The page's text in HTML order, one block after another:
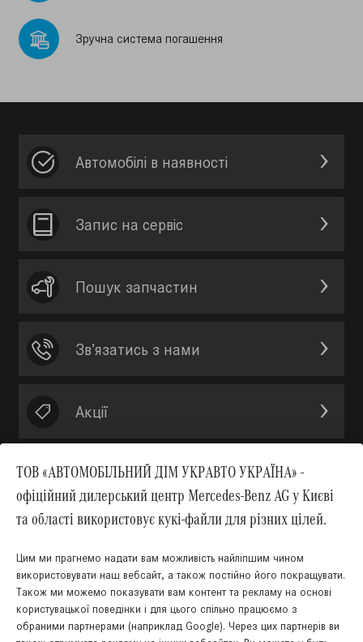
Зручна система погашення
ТОВ «АВТОМОБІЛЬНИЙ ДІМ УКРАВТО УКРАЇНА» -
офіційний дилерський центр Mercedes-Benz AG у Києві
та області використовує кукі-файли для різних цілей.
Цим ми прагнемо надати вам можливість найліпшим чином
використовувати наш вебсайт, а також постійно його покращувати.
Також ми можемо показувати вам контент та рекламу на основі
користувацької поведінки і для цього спільно працюємо з
обраними партнерами (наприклад Google). Через цих партнерів ви
Автомобілі в наявності
Запис на сервic
Пошук запчастин
Зв’язатись з нами
Акції
Вгору